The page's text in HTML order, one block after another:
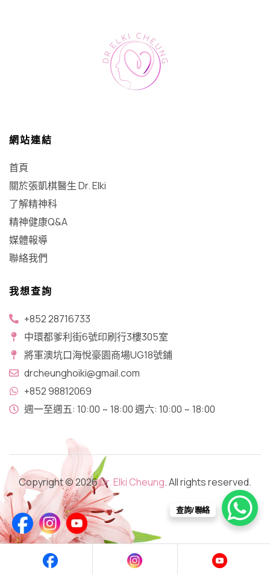
網站連結
首頁
關於張凱棋醫生 Dr. Elki
了解精神科
精神健康Q&A
媒體報導
聯絡我們
我想查詢
+852 28716733
中環都爹利街6號印刷行3樓305室
將軍澳坑口​海悅豪園商場UG18號鋪
drcheunghoiki@gmail.com
+852 98812069
週一至週五: 10:00 ~ 18:00 週六: 10:00 ~ 18:00
Copyright © 2026Dr. Elki Cheung. All rights reserved.
查詢/聯絡